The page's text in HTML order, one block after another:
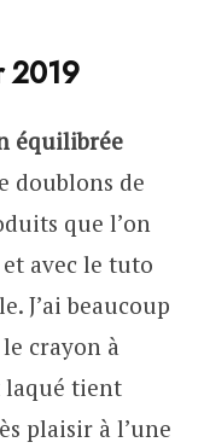
2019
équilibrée
doublons de
que l’on
avec le tuto
J’ai beaucoup
crayon à
laqué tient
plaisir à l’une